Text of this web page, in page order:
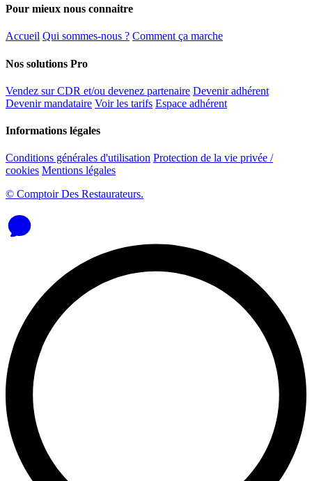
Pour mieux nous connaitre
Accueil Qui sommes-nous ? Comment ça marche
Nos solutions Pro
Vendez sur CDR et/ou devenez partenaire Devenir adhérent
Devenir mandataire Voir les tarifs Espace adhérent
Informations légales
Conditions générales d'utilisation Protection de la vie privée /
cookies Mentions légales
© Comptoir Des Restaurateurs.